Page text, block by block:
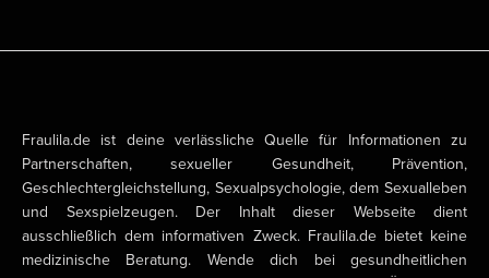
Fraulila.de ist deine verlässliche Quelle für Informationen zu
Partnerschaften, sexueller Gesundheit, Prävention,
Geschlechtergleichstellung, Sexualpsychologie, dem Sexualleben
und Sexspielzeugen. Der Inhalt dieser Webseite dient
ausschließlich dem informativen Zweck. Fraulila.de bietet keine
medizinische Beratung. Wende dich bei gesundheitlichen